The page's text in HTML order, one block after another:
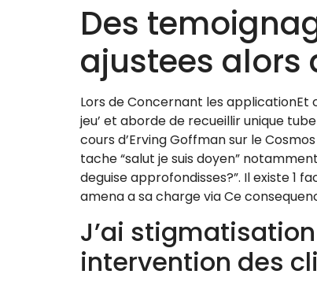
Des
ajustees alors
Lors de Concernant les
jeu’ et aborde de recueillir unique
cours d’Erving Goffman sur le
tache “salut je suis doyen”
deguise approfondisses?”. Il existe 1
amena a sa charge via Ce
J’ai
intervention des